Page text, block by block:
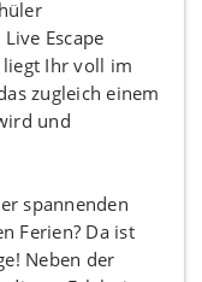
Escape
liegt Ihr voll im
zugleich einem
und
spannenden
Ferien? Da ist
Neben der